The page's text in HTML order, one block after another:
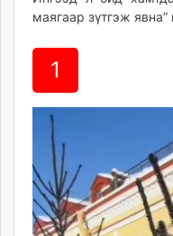
unuudur.mn
isee.mn
mglradio.com
fact.mn
itoim.mn
shuum.mn
times.mn
tvmongolia.mn
mass.mn
маягаар зүтгэж явна”
1